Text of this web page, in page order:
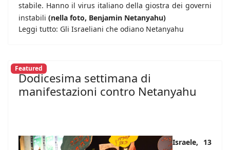
stabile. Hanno il virus italiano della giostra dei governi
instabili (nella foto, Benjamin Netanyahu)
Leggi tutto: Gli Israeliani che odiano Netanyahu
Featured
Dodicesima settimana di
manifestazioni contro Netanyahu
Israele, 13